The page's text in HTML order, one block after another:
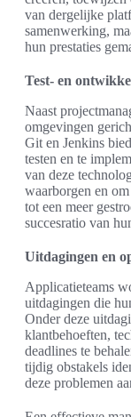
van dergelijke
samenwerking,
hun prestaties
Test- en
Naast
omgevingen
Git en Jenkins
testen en te
van deze
waarborgen en
tot een meer
succesratio van
Uitdagingen en
Applicatieteams
uitdagingen die
Onder deze
klantbehoeften,
deadlines te
tijdig obstakels
deze problemen